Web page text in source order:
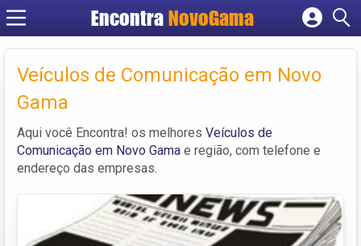
EncontraNovoGama
Cadastrar empresa
Fazer login
Criar conta
Veículos de Comunicação em Novo
Gama
Aqui você Encontra! os melhores Veículos de
Comunicação em Novo Gama e região, com telefone e
endereço das empresas.